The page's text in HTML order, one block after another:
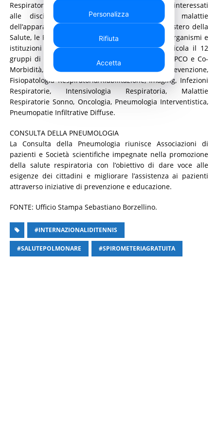
Respiratoria. La Società riunisce Medici Chirurghi interessati
alle discipline connesse allo studio delle malattie
dell’apparato respiratorio e collabora con il Ministero della
Salute, le Regioni, le aziende sanitarie e gli altri organismi e
istituzioni sanitarie pubbliche. La SIP-IRS si articola il 12
gruppi di studio: Asma e Allergie Respiratorie, BPCO e Co-
Morbidità, Clinica, Epidemiologia e Prevenzione,
Fisiopatologia Respiratoria/Riabilitazione, Imaging, Infezioni
Respiratorie, Intensivologia Respiratoria, Malattie
Respiratorie Sonno, Oncologia, Pneumologia Interventistica,
Pneumopatie Infiltrative Diffuse.
CONSULTA DELLA PNEUMOLOGIA
La Consulta della Pneumologia riunisce Associazioni di
pazienti e Società scientifiche impegnate nella promozione
della salute respiratoria con l’obiettivo di dare voce alle
esigenze dei cittadini e migliorare l’assistenza ai pazienti
attraverso iniziative di prevenzione e educazione.
FONTE: Ufficio Stampa Sebastiano Borzellino.
#INTERNAZIONALIDITENNIS
#SALUTEPOLMONARE #SPIROMETERIAGRATUITA
Personalizza
Rifiuta
Accetta